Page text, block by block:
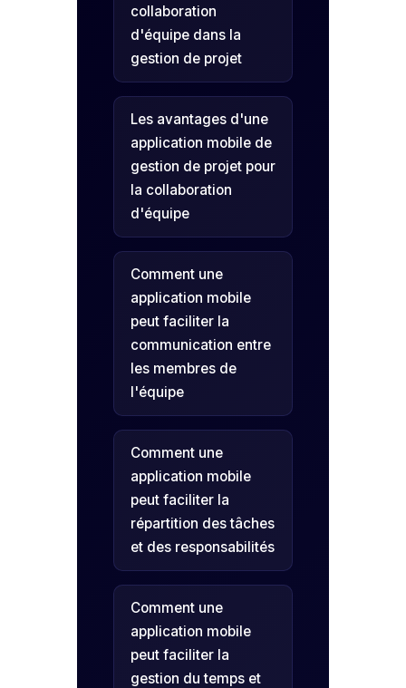
collaboration
d'équipe dans la
gestion de projet
Les avantages d'une
application mobile de
gestion de projet pour
la collaboration
d'équipe
Comment une
application mobile
peut faciliter la
communication entre
les membres de
l'équipe
Comment une
application mobile
peut faciliter la
répartition des tâches
et des responsabilités
Comment une
application mobile
peut faciliter la
gestion du temps et